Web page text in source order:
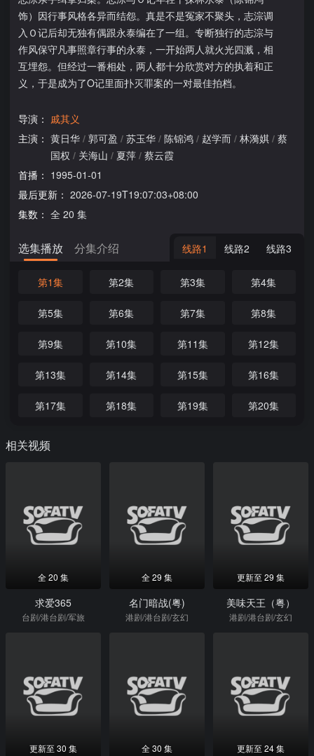
饰）因行事风格各异而结怨。真是不是冤家不聚头，志淙调
入Ｏ记后却无独有偶跟永泰编在了一组。专断独行的志淙与
作风保守凡事照章行事的永泰，一开始两人就火光四溅，相
互埋怨。但经过一番相处，两人都十分欣赏对方的执着和正
义，于是成为了O记里面扑灭罪案的一对最佳拍档。
导演： 戚其义
主演： 黄日华 / 郭可盈 / 苏玉华 / 陈锦鸿 / 赵学而 / 林漪娸 / 蔡
国权 / 关海山 / 夏萍 / 蔡云霞
首播： 1995-01-01
最后更新： 2026-07-19T19:07:03+08:00
集数： 全 20 集
选集播放 分集介绍 线路1 线路2 线路3
第1集 第2集 第3集 第4集
第5集 第6集 第7集 第8集
第9集 第10集 第11集 第12集
第13集 第14集 第15集 第16集
第17集 第18集 第19集 第20集
相关视频
全 20 集
求爱365
台剧/港台剧/军旅
全 29 集
名门暗战(粤)
港剧/港台剧/玄幻
更新至 29 集
美味天王（粤）
港剧/港台剧/玄幻
更新至 30 集 全 30 集 更新至 24 集